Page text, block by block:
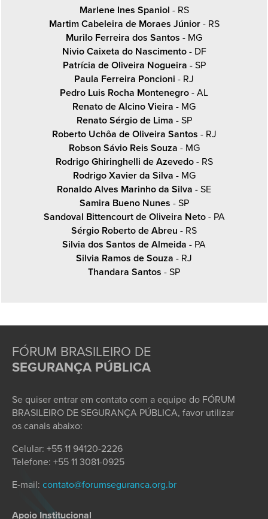
Marlene Ines Spaniol - RS
Martim Cabeleira de Moraes Júnior- RS
Murilo Ferreira dos Santos - MG
Nivio Caixeta do Nascimento- DF
Patrícia de Oliveira Nogueira - SP
Paula Ferreira Poncioni - RJ
Pedro Luis Rocha Montenegro- AL
Renato de Alcino Vieira - MG
Renato Sérgio de Lima - SP
Roberto Uchôa de Oliveira Santos - RJ
Robson Sávio Reis Souza - MG
Rodrigo Ghiringhelli de Azevedo- RS
Rodrigo Xavier da Silva - MG
Ronaldo Alves Marinho da Silva - SE
Samira Bueno Nunes - SP
Sandoval Bittencourt de Oliveira Neto- PA
Sérgio Roberto de Abreu - RS
Silvia dos Santos de Almeida - PA
Silvia Ramos de Souza - RJ
Thandara Santos - SP
FÓRUM BRASILEIRO DE
SEGURANÇA PÚBLICA
Se quiser entrar em contato com a equipe do FÓRUM
BRASILEIRO DE SEGURANÇA PÚBLICA, favor utilizar
os canais abaixo:
Celular: +55 11 94120-2226
Telefone: +55 11 3081-0925
E-mail: contato@forumseguranca.org.br
Apoio Institucional